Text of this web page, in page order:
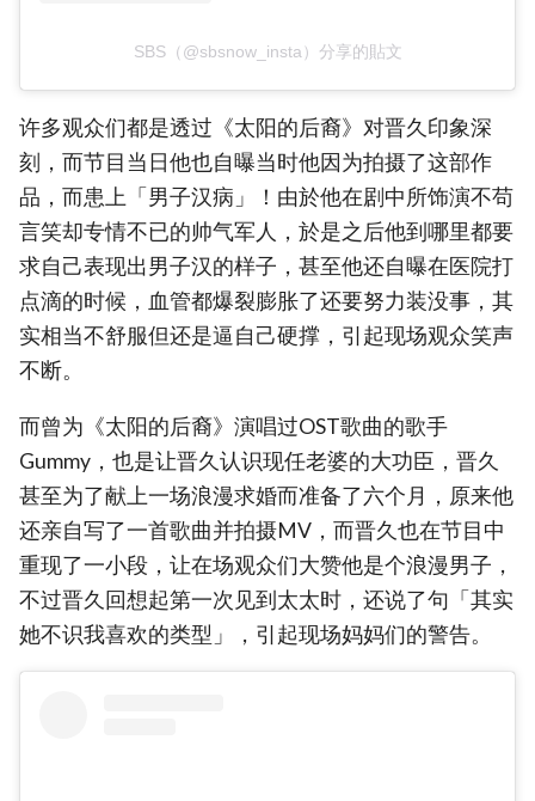
SBS（@sbsnow_insta）分享的貼文
许多观众们都是透过《太阳的后裔》对晋久印象深
刻，而节目当日他也自曝当时他因为拍摄了这部作
品，而患上「男子汉病」！由於他在剧中所饰演不苟
言笑却专情不已的帅气军人，於是之后他到哪里都要
求自己表现出男子汉的样子，甚至他还自曝在医院打
点滴的时候，血管都爆裂膨胀了还要努力装没事，其
实相当不舒服但还是逼自己硬撑，引起现场观众笑声
不断。
而曾为《太阳的后裔》演唱过OST歌曲的歌手
Gummy，也是让晋久认识现任老婆的大功臣，晋久
甚至为了献上一场浪漫求婚而准备了六个月，原来他
还亲自写了一首歌曲并拍摄MV，而晋久也在节目中
重现了一小段，让在场观众们大赞他是个浪漫男子，
不过晋久回想起第一次见到太太时，还说了句「其实
她不识我喜欢的类型」，引起现场妈妈们的警告。